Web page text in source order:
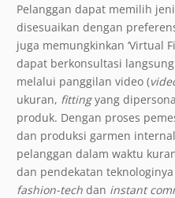
Pelanggan dapat memilih
disesuaikan dengan
juga memungkinkan ‘Virtual
dapat berkonsultasi
melalui panggilan video (
ukuran, fittingyang
produk. Dengan proses
dan produksi garmen
pelanggan dalam waktu
dan pendekatan
fashion-tech dan instant